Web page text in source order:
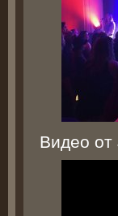
Видео от